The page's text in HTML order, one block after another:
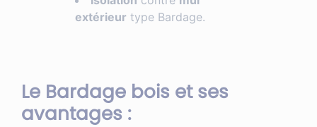
extérieur type Bardage.
Le Bardage bois et ses
avantages :